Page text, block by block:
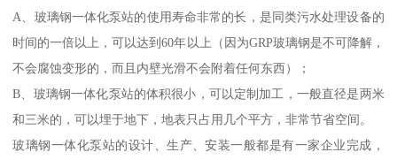
A、玻璃钢一体化泵站的使用寿命非常的长，是同类污水处理设备的
时间的一倍以上，可以达到60年以上（因为GRP玻璃钢是不可降解，
不会腐蚀变形的，而且内壁光滑不会附着任何东西）；
B、玻璃钢一体化泵站的体积很小，可以定制加工，一般直径是两米
和三米的，可以埋于地下，地表只占用几个平方，非常节省空间。
玻璃钢一体化泵站的设计、生产、安装一般都是有一家企业完成，